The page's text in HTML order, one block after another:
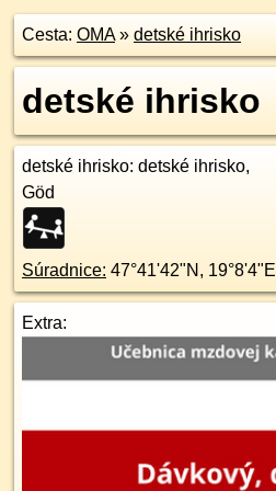
Cesta: OMA» detské ihrisko
detské ihrisko
detské ihrisko: detské ihrisko,
Göd
Súradnice: 47°41'42"N , 19°8'4"E
Extra: